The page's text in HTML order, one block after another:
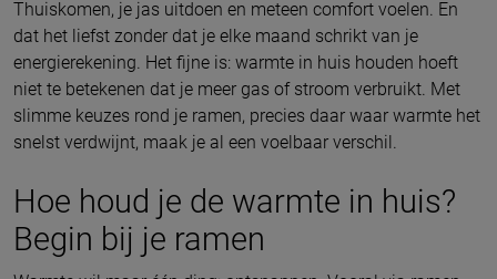
Thuiskomen, je jas uitdoen en meteen comfort voelen. En
dat het liefst zonder dat je elke maand schrikt van je
energierekening. Het fijne is: warmte in huis houden hoeft
niet te betekenen dat je meer gas of stroom verbruikt. Met
slimme keuzes rond je ramen, precies daar waar warmte het
snelst verdwijnt, maak je al een voelbaar verschil.
Hoe houd je de warmte in huis?
Begin bij je ramen